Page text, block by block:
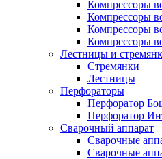
Компрессоры
Компрессоры
Компрессоры
Компрессоры
Лестницы и
Стремянки
Лестницы
Перфораторы
Перфоратор
Перфоратор
Сварочный аппарат
Сварочные
Сварочные